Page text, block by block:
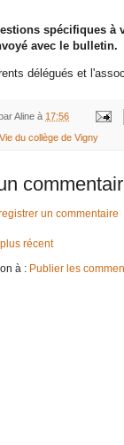
spécifiques à
avec le bulletin.
délégués et
Aline à 17:56
Vie du collège de Vigny
un commentaire
récent
à : Publier les